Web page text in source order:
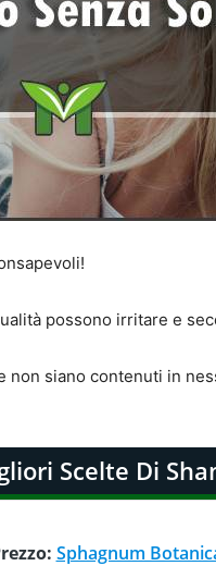
possono irritare e
non siano contenuti in
Scelte Di
Sphagnum